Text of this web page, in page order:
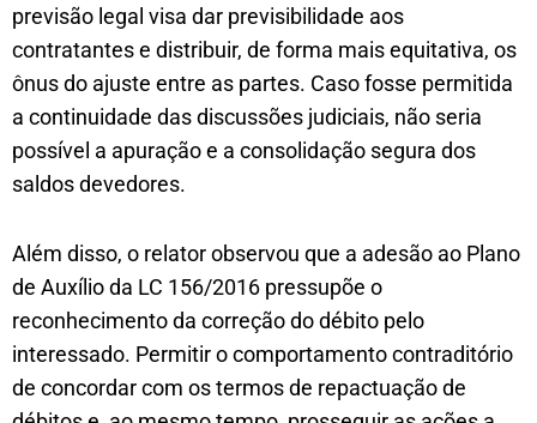
previsão legal visa dar previsibilidade aos
contratantes e distribuir, de forma mais equitativa, os
ônus do ajuste entre as partes. Caso fosse permitida
a continuidade das discussões judiciais, não seria
possível a apuração e a consolidação segura dos
saldos devedores.
Além disso, o relator observou que a adesão ao Plano
de Auxílio da LC 156/2016 pressupõe o
reconhecimento da correção do débito pelo
interessado. Permitir o comportamento contraditório
de concordar com os termos de repactuação de